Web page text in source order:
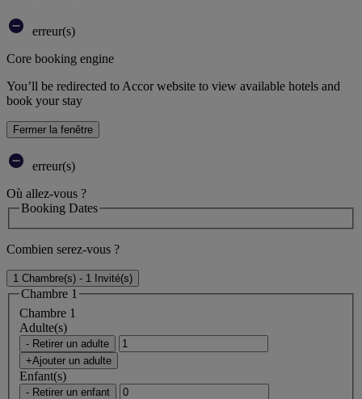
erreur(s)
Core booking engine
You’ll be redirected to Accor website to view available hotels and
book your stay
Fermer la fenêtre
erreur(s)
Où allez-vous ?
Booking Dates
Combien serez-vous ?
1 Chambre(s) - 1 Invité(s)
Chambre 1
Chambre 1
Adulte(s)
- Retirer un adulte
+Ajouter un adulte
Enfant(s)
- Retirer un enfant